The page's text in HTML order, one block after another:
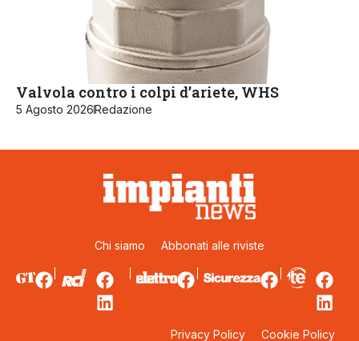
Valvola contro i colpi d’ariete, WHS
5 Agosto 2026Redazione
Chi siamo Abbonati alle riviste
Privacy Policy Cookie Policy